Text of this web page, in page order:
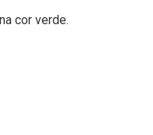
cor verde.